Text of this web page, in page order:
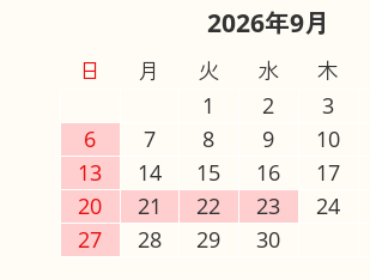
2026年9月
日 月 火 水 木
1
2 3
6
7 8 9 10
13
14 15 16 17
20
21 22 23 24
27
28 29 30